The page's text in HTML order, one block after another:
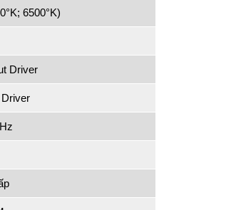
6500°K)
Driver